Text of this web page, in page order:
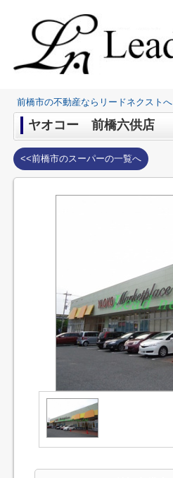
前橋市の不動産ならリードネクストへ
ヤオコー 前橋六供店
<<前橋市のスーパーの一覧へ